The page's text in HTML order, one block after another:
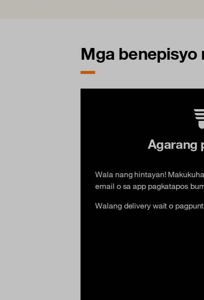
Mga benepisyo
Agarang
Wala nang hintayan!
email o sa app pagkatapos
Walang delivery wait o